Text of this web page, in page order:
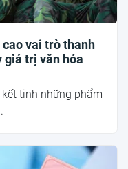
vai trò thanh
giá trị văn hóa
tinh những phẩm